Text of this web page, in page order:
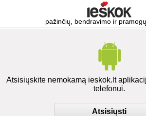
pažinčių, bendravimo ir
Atsisiųskite nemokamą ieskok.lt
telefonui.
Atsisiųsti